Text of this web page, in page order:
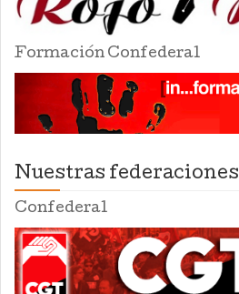
Formación Confederal
Nuestras federaciones
Confederal